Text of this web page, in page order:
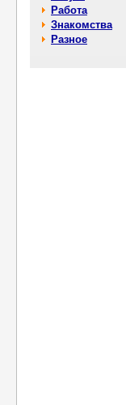
Работа
Знакомства
Разное